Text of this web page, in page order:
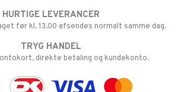
HURTIGE LEVERANCER
før kl. 13.00 afsendes normalt samme dag.
TRYG HANDEL
direkte betaling og kundekonto.